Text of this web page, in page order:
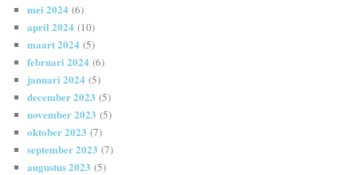
mei 2024 (6)
april 2024 (10)
maart 2024 (5)
februari 2024 (6)
januari 2024 (5)
december 2023 (5)
november 2023 (5)
oktober 2023 (7)
september 2023 (7)
augustus 2023 (5)